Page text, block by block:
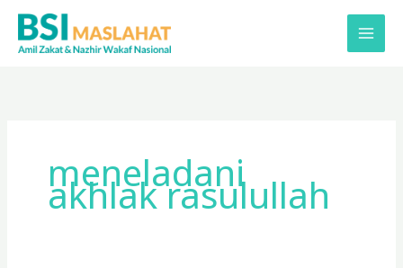
Lewati
konten
meneladani
akhlak rasulullah